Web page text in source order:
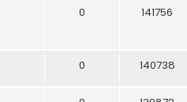
0 141756
0 140738